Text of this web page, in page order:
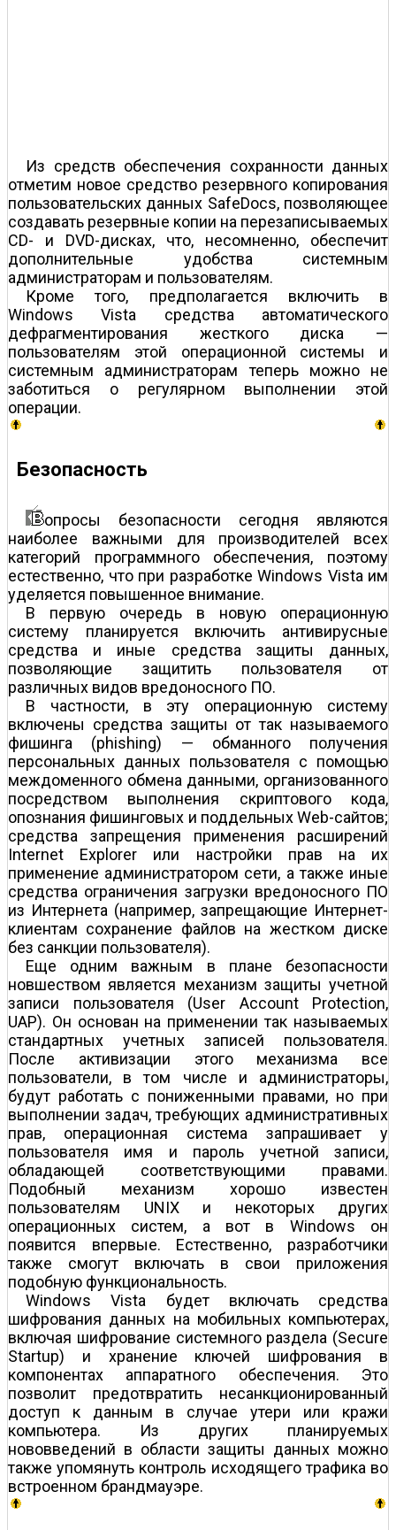
Из средств обеспечения сохранности данных
отметим новое средство резервного копирования
пользовательских данных SafeDocs, позволяющее
создавать резервные копии на перезаписываемых
CD- и DVD-дисках, что, несомненно, обеспечит
дополнительные удобства системным
администраторам и пользователям.
Кроме того, предполагается включить в
Windows Vista средства автоматического
дефрагментирования жесткого диска —
пользователям этой операционной системы и
системным администраторам теперь можно не
заботиться о регулярном выполнении этой
операции.
Безопасность
опросы безопасности сегодня являются
наиболее важными для производителей всех
категорий программного обеспечения, поэтому
естественно, что при разработке Windows Vista им
уделяется повышенное внимание.
В первую очередь в новую операционную
систему планируется включить антивирусные
средства и иные средства защиты данных,
позволяющие защитить пользователя от
различных видов вредоносного ПО.
В частности, в эту операционную систему
включены средства защиты от так называемого
фишинга (phishing) — обманного получения
персональных данных пользователя с помощью
междоменного обмена данными, организованного
посредством выполнения скриптового кода,
опознания фишинговых и поддельных Web-сайтов;
средства запрещения применения расширений
Internet Explorer или настройки прав на их
применение администратором сети, а также иные
средства ограничения загрузки вредоносного ПО
из Интернета (например, запрещающие Интернет-
клиентам сохранение файлов на жестком диске
без санкции пользователя).
Еще одним важным в плане безопасности
новшеством является механизм защиты учетной
записи пользователя (User Account Protection,
UAP). Он основан на применении так называемых
стандартных учетных записей пользователя.
После активизации этого механизма все
пользователи, в том числе и администраторы,
будут работать с пониженными правами, но при
выполнении задач, требующих административных
прав, операционная система запрашивает у
пользователя имя и пароль учетной записи,
обладающей соответствующими правами.
Подобный механизм хорошо известен
пользователям UNIX и некоторых других
операционных систем, а вот в Windows он
появится впервые. Естественно, разработчики
также смогут включать в свои приложения
подобную функциональность.
Windows Vista будет включать средства
шифрования данных на мобильных компьютерах,
включая шифрование системного раздела (Secure
Startup) и хранение ключей шифрования в
компонентах аппаратного обеспечения. Это
позволит предотвратить несанкционированный
доступ к данным в случае утери или кражи
компьютера. Из других планируемых
нововведений в области защиты данных можно
также упомянуть контроль исходящего трафика во
встроенном брандмауэре.